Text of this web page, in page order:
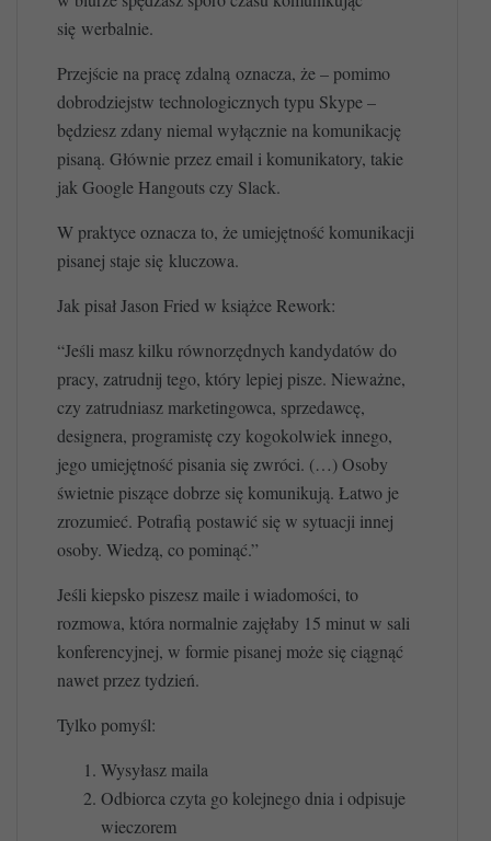
się werbalnie.
Przejście na pracę zdalną oznacza, że – pomimo
dobrodziejstw technologicznych typu Skype –
będziesz zdany niemal wyłącznie na komunikację
pisaną. Głównie przez email i komunikatory, takie
jak Google Hangouts czy Slack.
W praktyce oznacza to, że umiejętność komunikacji
pisanej staje się kluczowa.
Jak pisał Jason Fried w książce Rework:
“Jeśli masz kilku równorzędnych kandydatów do
pracy, zatrudnij tego, który lepiej pisze. Nieważne,
czy zatrudniasz marketingowca, sprzedawcę,
designera, programistę czy kogokolwiek innego,
jego umiejętność pisania się zwróci. (…) Osoby
świetnie piszące dobrze się komunikują. Łatwo je
zrozumieć. Potrafią postawić się w sytuacji innej
osoby. Wiedzą, co pominąć.”
Jeśli kiepsko piszesz maile i wiadomości, to
rozmowa, która normalnie zajęłaby 15 minut w sali
konferencyjnej, w formie pisanej może się ciągnąć
nawet przez tydzień.
Tylko pomyśl:
Wysyłasz maila
Odbiorca czyta go kolejnego dnia i odpisuje
wieczorem